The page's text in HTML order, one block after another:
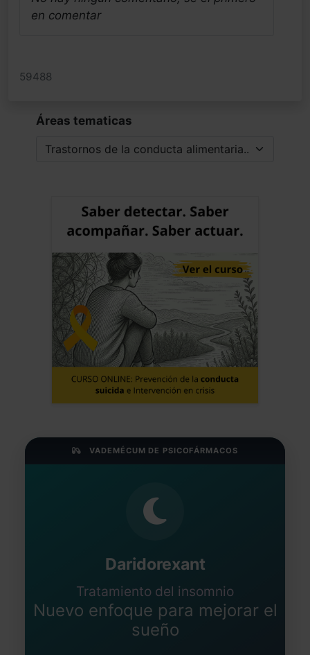
en comentar
59488
Áreas tematicas
VADEMÉCUM DE PSICOFÁRMACOS
Daridorexant
Tratamiento del insomnio
Nuevo enfoque para mejorar el
sueño